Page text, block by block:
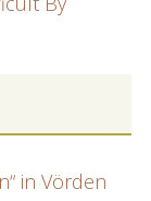
in Vörden